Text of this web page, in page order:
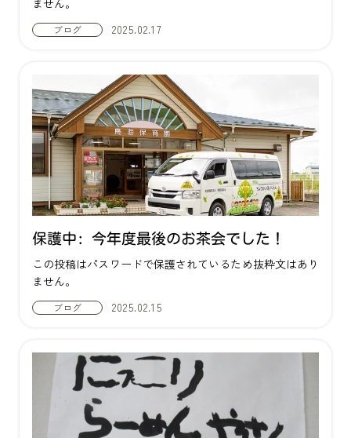
ブログ 2025.02.17
ません。
保護中: 今年度最後のお茶会でした！
ブログ 2025.02.15
この投稿はパスワードで保護されているため抜粋文はあり
ません。